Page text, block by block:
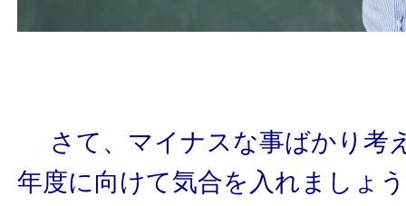
さて、マイナスな事ばかり考
年度に向けて気合を入れましょ